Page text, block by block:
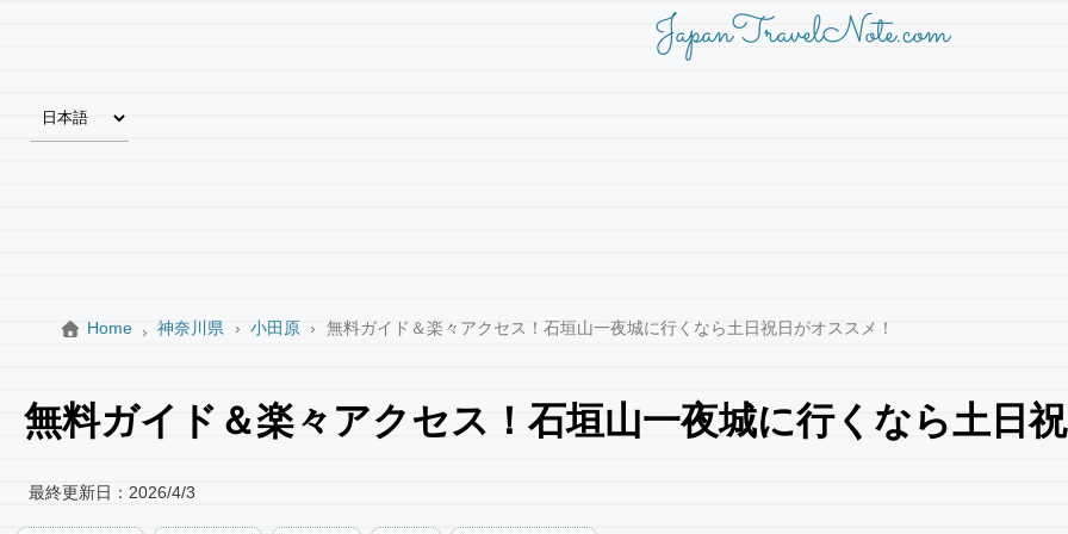
JapanTravelNote.com
Home 神奈川県 小田原 無料ガイド＆楽々アクセス！石垣山一夜城に行くなら土日祝日がオススメ！
無料ガイド＆楽々アクセス！石垣山一夜城に行くなら土日
最終更新日： 2026/4/3